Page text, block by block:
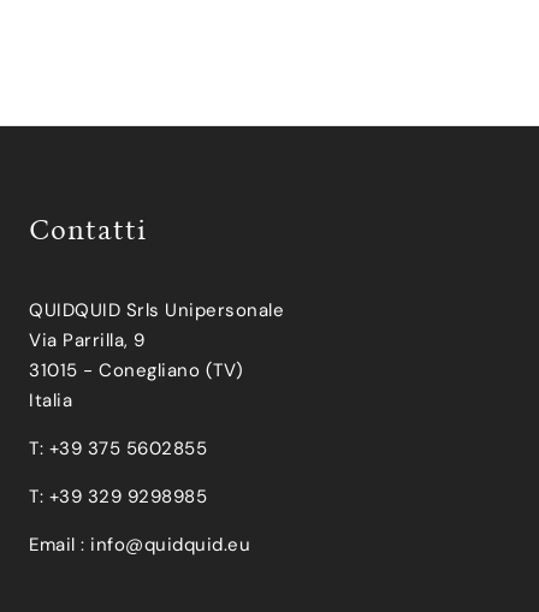
Contatti
QUIDQUID Srls Unipersonale
Via Parrilla, 9
31015 - Conegliano (TV)
Italia
T: +39 375 5602855
T: +39 329 9298985
Email : info@quidquid.eu